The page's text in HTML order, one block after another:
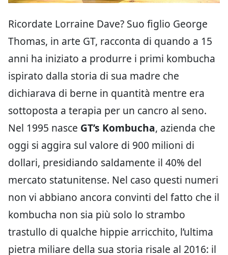
Ricordate Lorraine Dave? Suo figlio George
Thomas, in arte GT, racconta di quando a 15
anni ha iniziato a produrre i primi kombucha
ispirato dalla storia di sua madre che
dichiarava di berne in quantità mentre era
sottoposta a terapia per un cancro al seno.
Nel 1995 nasce GT’s Kombucha, azienda che
oggi si aggira sul valore di 900 milioni di
dollari, presidiando saldamente il 40% del
mercato statunitense. Nel caso questi numeri
non vi abbiano ancora convinti del fatto che il
kombucha non sia più solo lo strambo
trastullo di qualche hippie arricchito, l’ultima
pietra miliare della sua storia risale al 2016: il